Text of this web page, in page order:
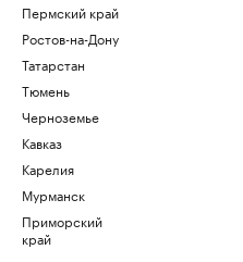
Пермский край
Ростов-на-Дону
Татарстан
Тюмень
Черноземье
Кавказ
Карелия
Мурманск
Приморский
край